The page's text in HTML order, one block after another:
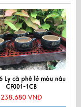
Ly cà phê lẻ màu nâu
CF001-1CB
238.680 VNĐ